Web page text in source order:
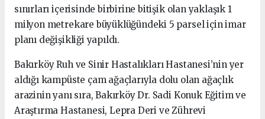
sınırları içerisinde birbirine bitişik olan yaklaşık 1
milyon metrekare büyüklüğündeki 5 parsel için imar
planı değişikliği yapıldı.
Bakırköy Ruh ve Sinir Hastalıkları Hastanesi’nin yer
aldığı kampüste çam ağaçlarıyla dolu olan ağaçlık
arazinin yanı sıra, Bakırköy Dr. Sadi Konuk Eğitim ve
Araştırma Hastanesi, Lepra Deri ve Zührevi